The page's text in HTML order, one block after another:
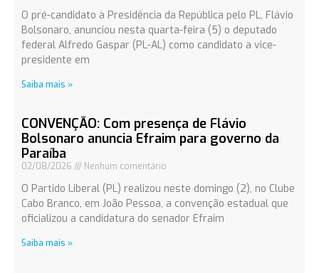
O pré-candidato à Presidência da República pelo PL, Flávio
Bolsonaro, anunciou nesta quarta-feira (5) o deputado
federal Alfredo Gaspar (PL-AL) como candidato a vice-
presidente em
Saiba mais »
CONVENÇÃO: Com presença de Flávio
Bolsonaro anuncia Efraim para governo da
Paraíba
02/08/2026 Nenhum comentário
O Partido Liberal (PL) realizou neste domingo (2), no Clube
Cabo Branco, em João Pessoa, a convenção estadual que
oficializou a candidatura do senador Efraim
Saiba mais »